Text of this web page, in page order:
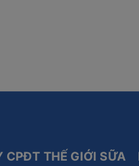
CPĐT THẾ GIỚI SỮA